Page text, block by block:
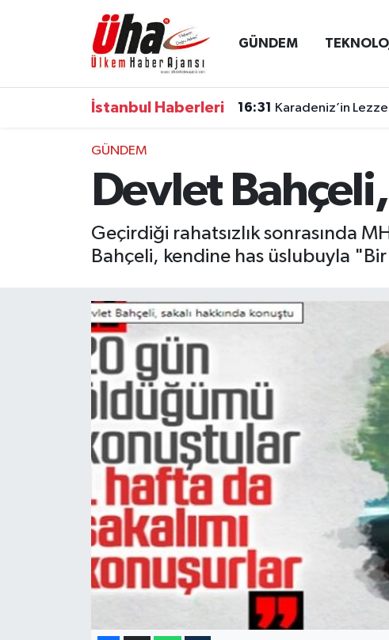
GÜNDEM
İstanbul Haberleri 16:31 Karadeniz’in
GÜNDEM
Devlet
Geçirdiği rahatsızlık sonrasında
Bahçeli, kendine has üslubuyla
İstanbul Nöbetçi Eczaneler
İstanbul Hava Durumu
İstanbul Namaz Vakitleri
İstanbul Trafik Yoğunluk Haritası
Tüm Manşetler
Son Dakika Haberleri
Haber Arşivi